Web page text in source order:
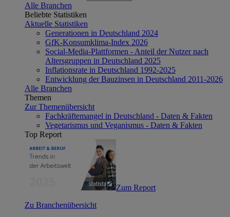
Alle Branchen
Beliebte Statistiken
Aktuelle Statistiken
Generationen in Deutschland 2024
GfK-Konsumklima-Index 2026
Social-Media-Plattformen - Anteil der Nutzer nach
Altersgruppen in Deutschland 2025
Inflationsrate in Deutschland 1992-2025
Entwicklung der Bauzinsen in Deutschland 2011-2026
Alle Branchen
Themen
Zur Themenübersicht
Fachkräftemangel in Deutschland - Daten & Fakten
Vegetarismus und Veganismus - Daten & Fakten
Top Report
Zum Report
Zu Branchenübersicht